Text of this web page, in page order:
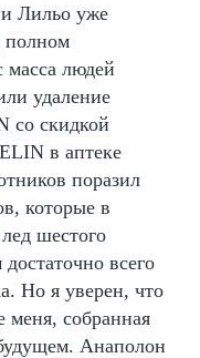
Лильо уже
полном
масса людей
удаление
со скидкой
в аптеке
поразил
которые в
шестого
всего
Но я уверен, что
меня, собранная
Анаполон